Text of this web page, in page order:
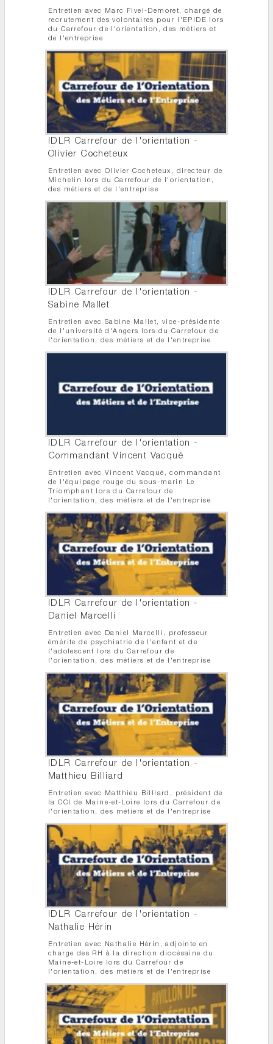
Entretien avec Marc Fivel-Demoret, chargé de
recrutement des volontaires pour l'EPIDE lors
du Carrefour de l'orientation, des métiers et
de l'entreprise
IDLR Carrefour de l'orientation -
Olivier Cocheteux
Entretien avec Olivier Cocheteux, directeur de
Michelin lors du Carrefour de l'orientation,
des métiers et de l'entreprise
IDLR Carrefour de l'orientation -
Sabine Mallet
Entretien avec Sabine Mallet, vice-présidente
de l'université d'Angers lors du Carrefour de
l'orientation, des métiers et de l'entreprise
IDLR Carrefour de l'orientation -
Commandant Vincent Vacqué
Entretien avec Vincent Vacqué, commandant
de l'équipage rouge du sous-marin Le
Triomphant lors du Carrefour de
l'orientation, des métiers et de l'entreprise
IDLR Carrefour de l'orientation -
Daniel Marcelli
Entretien avec Daniel Marcelli, professeur
émérite de psychiatrie de l'enfant et de
l'adolescent lors du Carrefour de
l'orientation, des métiers et de l'entreprise
IDLR Carrefour de l'orientation -
Matthieu Billiard
Entretien avec Matthieu Billiard, président de
la CCI de Maine-et-Loire lors du Carrefour de
l'orientation, des métiers et de l'entreprise
IDLR Carrefour de l'orientation -
Nathalie Hérin
Entretien avec Nathalie Hérin, adjointe en
charge des RH à la direction diocésaine du
Maine-et-Loire lors du Carrefour de
l'orientation, des métiers et de l'entreprise